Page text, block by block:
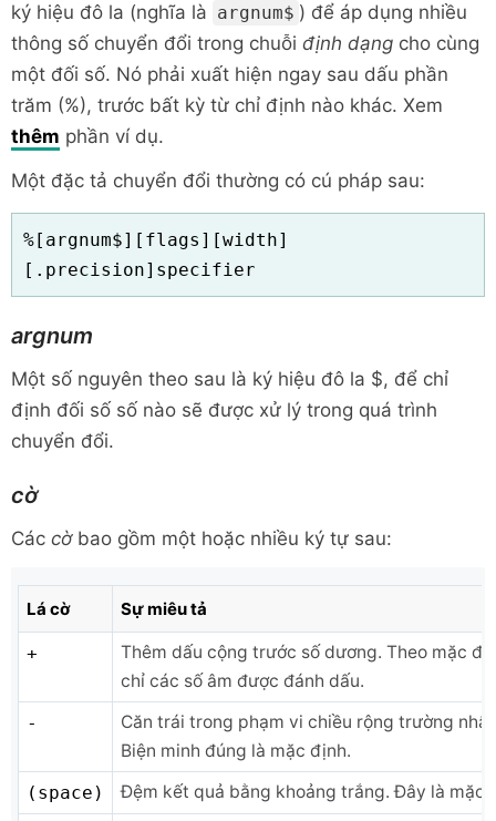
ký hiệu đô la (nghĩa là argnum$ ) để áp dụng nhiều
thông số chuyển đổi trong chuỗi định dạng cho cùng
một đối số. Nó phải xuất hiện ngay sau dấu phần
trăm (%), trước bất kỳ từ chỉ định nào khác. Xem
thêm phần ví dụ.
Một đặc tả chuyển đổi thường có cú pháp sau:
%[argnum$][flags][width]
[.precision]specifier
argnum
Một số nguyên theo sau là ký hiệu đô la $, để chỉ
định đối số số nào sẽ được xử lý trong quá trình
chuyển đổi.
cờ
Các cờbao gồm một hoặc nhiều ký tự sau:
Lá cờ Sự miêu tả
+
Thêm dấu cộng trước số dương. Theo mặc
chỉ các số âm được đánh dấu.
-
Căn trái trong phạm vi chiều rộng trường
Biện minh đúng là mặc định.
(space)
Đệm kết quả bằng khoảng trắng. Đây là mặc